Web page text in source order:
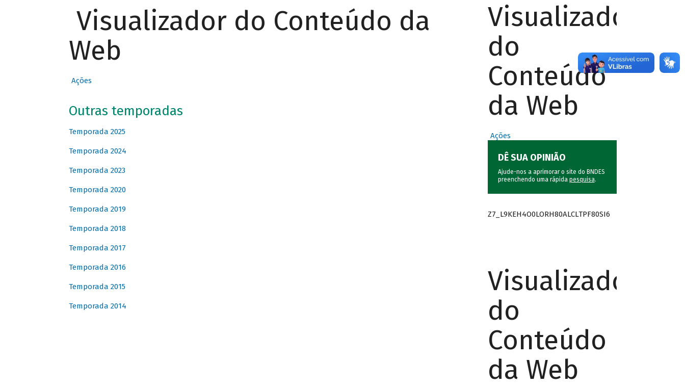
Visualizador do Conteúdo da
Web
Ações
Outras temporadas
Temporada 2025
Temporada 2024
Temporada 2023
Temporada 2020
Temporada 2019
Temporada 2018
Temporada 2017
Temporada 2016
Temporada 2015
Temporada 2014
Visualizador
do
Conteúdo
da Web
Ações
DÊ SUA OPINIÃO
Ajude-nos a aprimorar o site do BNDES
preenchendo uma rápida pesquisa.
Z7_L9KEH4O0LORH80ALCLTPF80SI6
Visualizador
do
Conteúdo
da Web